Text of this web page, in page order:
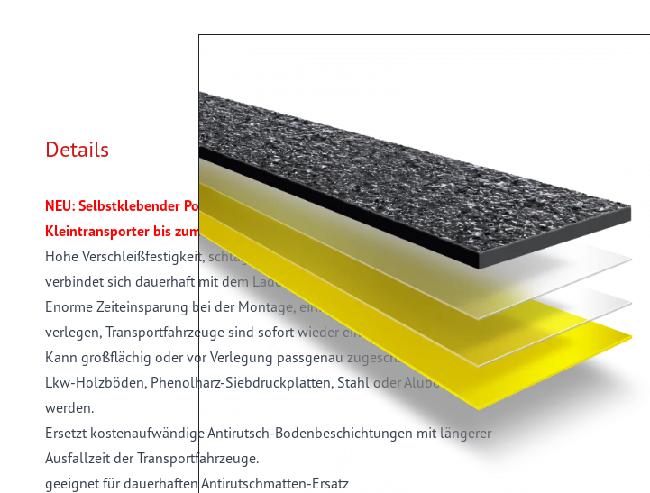
Details
NEU: Selbstklebender Polyurethan-Antirutschbelag für alle Fahrzeugböden vom
Kleintransporter bis zum Lkw
Hohe Verschleißfestigkeit, schlagzäh, kostengünstig und langlebig. MT "SECURE"
verbindet sich dauerhaft mit dem Ladeboden.
Enorme Zeiteinsparung bei der Montage, einfach und schnell zu
verlegen, Transportfahrzeuge sind sofort wieder einsatzbereit.
Kann großflächig oder vor Verlegung passgenau zugeschnitten und problemlos auf
Lkw-Holzböden, Phenolharz-Siebdruckplatten, Stahl oder Aluböden verklebt
werden.
Ersetzt kostenaufwändige Antirutsch-Bodenbeschichtungen mit längerer
Ausfallzeit der Transportfahrzeuge.
geeignet für dauerhaften Antirutschmatten-Ersatz